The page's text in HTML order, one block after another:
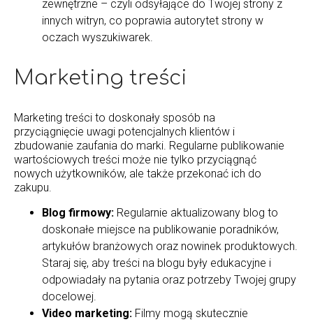
zewnętrzne – czyli odsyłające do Twojej strony z
innych witryn, co poprawia autorytet strony w
oczach wyszukiwarek.
Marketing treści
Marketing treści to doskonały sposób na
przyciągnięcie uwagi potencjalnych klientów i
zbudowanie zaufania do marki. Regularne publikowanie
wartościowych treści może nie tylko przyciągnąć
nowych użytkowników, ale także przekonać ich do
zakupu.
Blog firmowy: Regularnie aktualizowany blog to
doskonałe miejsce na publikowanie poradników,
artykułów branżowych oraz nowinek produktowych.
Staraj się, aby treści na blogu były edukacyjne i
odpowiadały na pytania oraz potrzeby Twojej grupy
docelowej.
Video marketing: Filmy mogą skutecznie